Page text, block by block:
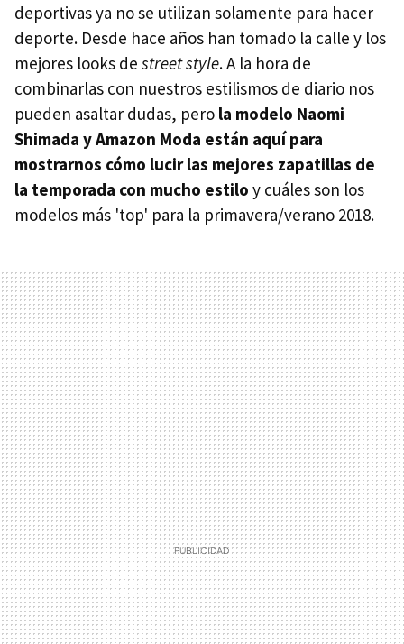
deportivas ya no se utilizan solamente para hacer
deporte. Desde hace años han tomado la calle y los
mejores looks de street style. A la hora de
combinarlas con nuestros estilismos de diario nos
pueden asaltar dudas, pero la modelo Naomi
Shimada y Amazon Moda están aquí para
mostrarnos cómo lucir las mejores zapatillas de
la temporada con mucho estilo y cuáles son los
modelos más 'top' para la primavera/verano 2018.